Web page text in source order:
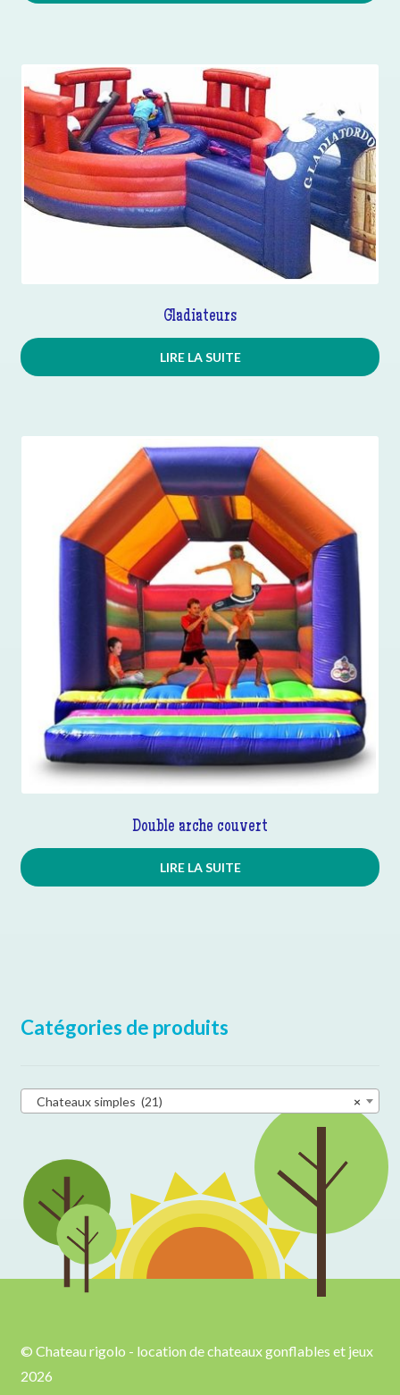
Gladiateurs
LIRE LA SUITE
Double arche couvert
LIRE LA SUITE
Catégories de produits
×
Chateaux simples (21)
© Chateau rigolo - location de chateaux gonflables et jeux
2026